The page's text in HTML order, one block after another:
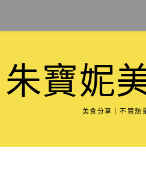
朱寶妮
美食分享｜不管熱